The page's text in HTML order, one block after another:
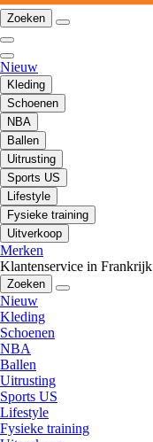
Zoeken
Nieuw
Kleding
Schoenen
NBA
Ballen
Uitrusting
Sports US
Lifestyle
Fysieke training
Uitverkoop
Merken
Klantenservice in Frankrijk
Zoeken
Nieuw
Kleding
Schoenen
NBA
Ballen
Uitrusting
Sports US
Lifestyle
Fysieke training